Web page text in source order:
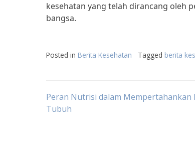
kesehatan yang telah dirancang oleh
bangsa.
Posted in Berita Kesehatan Tagged berita
Post
Peran Nutrisi dalam Mempertahankan
Tubuh